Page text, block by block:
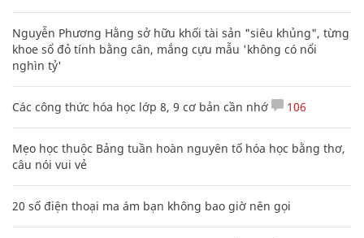
Nguyễn Phương Hằng sở hữu khối tài sản "siêu khủng", từng
khoe sổ đỏ tính bằng cân, mắng cựu mẫu 'không có nổi
nghìn tỷ'
Các công thức hóa học lớp 8, 9 cơ bản cần nhớ 106
Mẹo học thuộc Bảng tuần hoàn nguyên tố hóa học bằng thơ,
câu nói vui vẻ
20 số điện thoại ma ám bạn không bao giờ nên gọi